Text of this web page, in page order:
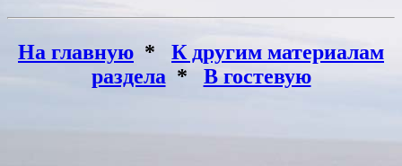
На главную * К другим материалам
раздела * В гостевую